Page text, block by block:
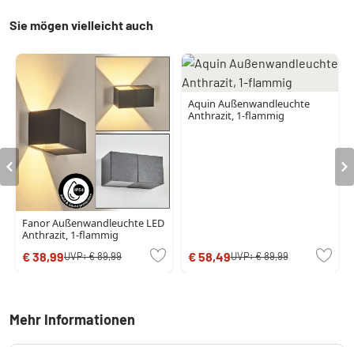
Sie mögen vielleicht auch
Fanor Außenwandleuchte LED
Anthrazit, 1-flammig
€ 38,99UVP:€ 89,99
Aquin Außenwandleuchte
Anthrazit, 1-flammig
€ 58,49UVP:€ 89,99
Mehr Informationen